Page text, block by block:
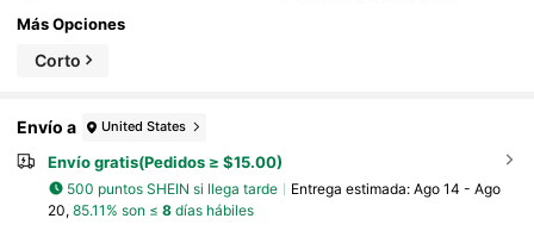
Más Opciones
Corto
Envío a United States
Envío gratis(Pedidos ≥ $15.00)
500 puntos SHEIN si llega tarde Entrega estimada: Ago 14 - Ago
20, 85.11% son ≤ 8días hábiles